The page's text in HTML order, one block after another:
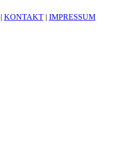
| KONTAKT| IMPRESSUM